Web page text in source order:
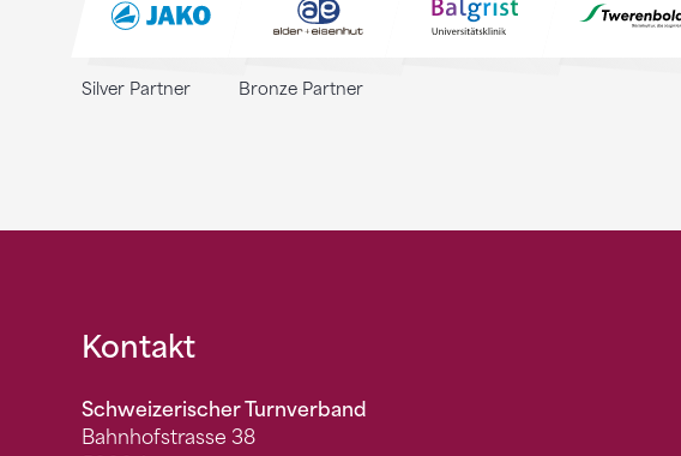
Silver Partner Bronze Partner
Fusszeile
Kontakt
Schweizerischer Turnverband
Bahnhofstrasse 38